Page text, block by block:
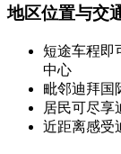
地区位置与交
短途车程即
中心
毗邻迪拜国
居民可尽享
近距离感受